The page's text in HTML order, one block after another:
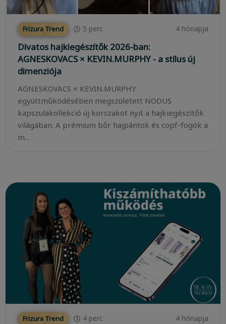
Frizura Trend 5 perc 4 hónapja
Divatos hajkiegészítők 2026-ban:
AGNESKOVACS × KEVIN.MURPHY - a stílus új
dimenziója
AGNESKOVACS × KEVIN.MURPHY
együttműködésében megszületett NODUS
kapszulakollekció új korszakot nyit a hajkiegészítők
világában. A prémium bőr hajpántok és copf-fogók a
m...
Frizura Trend 4 perc 4 hónapja